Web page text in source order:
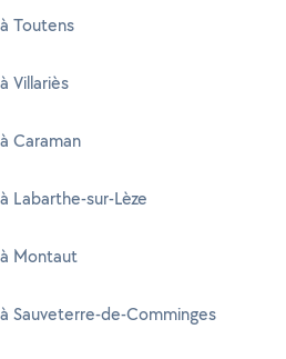
Toutens
Villariès
Caraman
Labarthe-sur-Lèze
Montaut
Sauveterre-de-Comminges